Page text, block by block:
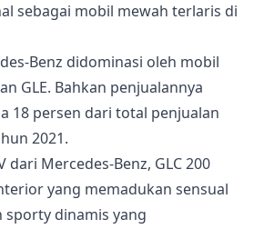
sebagai mobil mewah terlaris di
Benz didominasi oleh mobil
GLE. Bahkan penjualannya
18 persen dari total penjualan
2021.
dari Mercedes-Benz, GLC 200
yang memadukan sensual
sporty dinamis yang